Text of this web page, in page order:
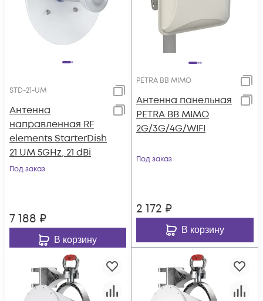
STD-21-UM
Антенна
направленная RF
elements StarterDish
21 UM 5GHz, 21 dBi
Под заказ
7 188 ₽
В корзину
PETRA BB MIMO
Антенна панельная
PETRA BB MIMO
2G/3G/4G/WIFI
Под заказ
2 172 ₽
В корзину